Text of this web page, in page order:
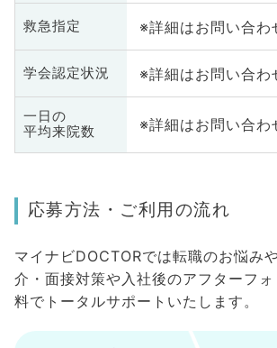
救急指定 ※詳細はお問い合わ
学会認定状況 ※詳細はお問い合わ
一日の
平均来院数
※詳細はお問い合わ
応募方法・ご利用の流れ
マイナビDOCTORでは転職のお悩み
介・面接対策や入社後のアフターフ
料でトータルサポートいたします。